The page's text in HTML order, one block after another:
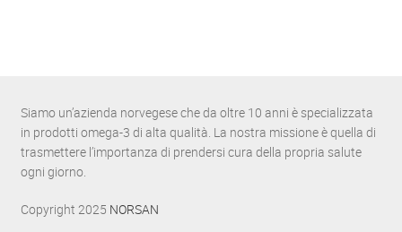
Siamo un’azienda norvegese che da oltre 10 anni è specializzata
in prodotti omega-3 di alta qualità. La nostra missione è quella di
trasmettere l’importanza di prendersi cura della propria salute
ogni giorno.
Copyright 2025 NORSAN